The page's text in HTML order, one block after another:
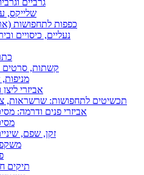
גרביים
שלייקס,
כפפות לתחפושות
נעליים, כיסויים
קשתות, סרטים
אביזרי
תכשיטים לתחפושות: שרשראות,
אביזרי פנים ודרמה:
זקן, שפם,
תיקים